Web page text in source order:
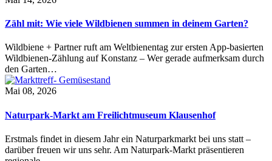
Zähl mit: Wie viele Wildbienen summen in deinem Garten?
Wildbiene + Partner ruft am Weltbienentag zur ersten App-basierten
Wildbienen-Zählung auf Konstanz – Wer gerade aufmerksam durch
den Garten…
Mai 08, 2026
Naturpark-Markt am Freilichtmuseum Klausenhof
Erstmals findet in diesem Jahr ein Naturparkmarkt bei uns statt –
darüber freuen wir uns sehr. Am Naturpark-Markt präsentieren